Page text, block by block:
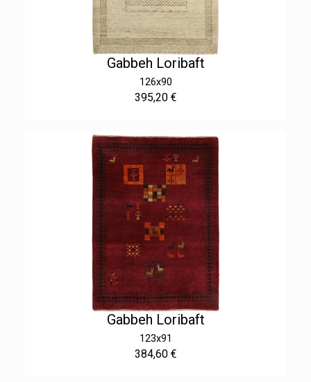
Gabbeh Loribaft
126x90
395,20 €
Gabbeh Loribaft
123x91
384,60 €